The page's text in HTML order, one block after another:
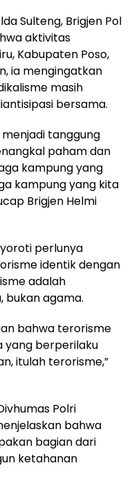
Sulteng, Brigjen Pol
aktivitas
Kabupaten Poso,
ia mengingatkan
masih
bersama.
menjadi tanggung
paham dan
kampung yang
kampung yang kita
Brigjen Helmi
perlunya
identik dengan
adalah
bukan agama.
bahwa terorisme
yang berperilaku
itulah terorisme,”
Polri
bahwa
bagian dari
ketahanan